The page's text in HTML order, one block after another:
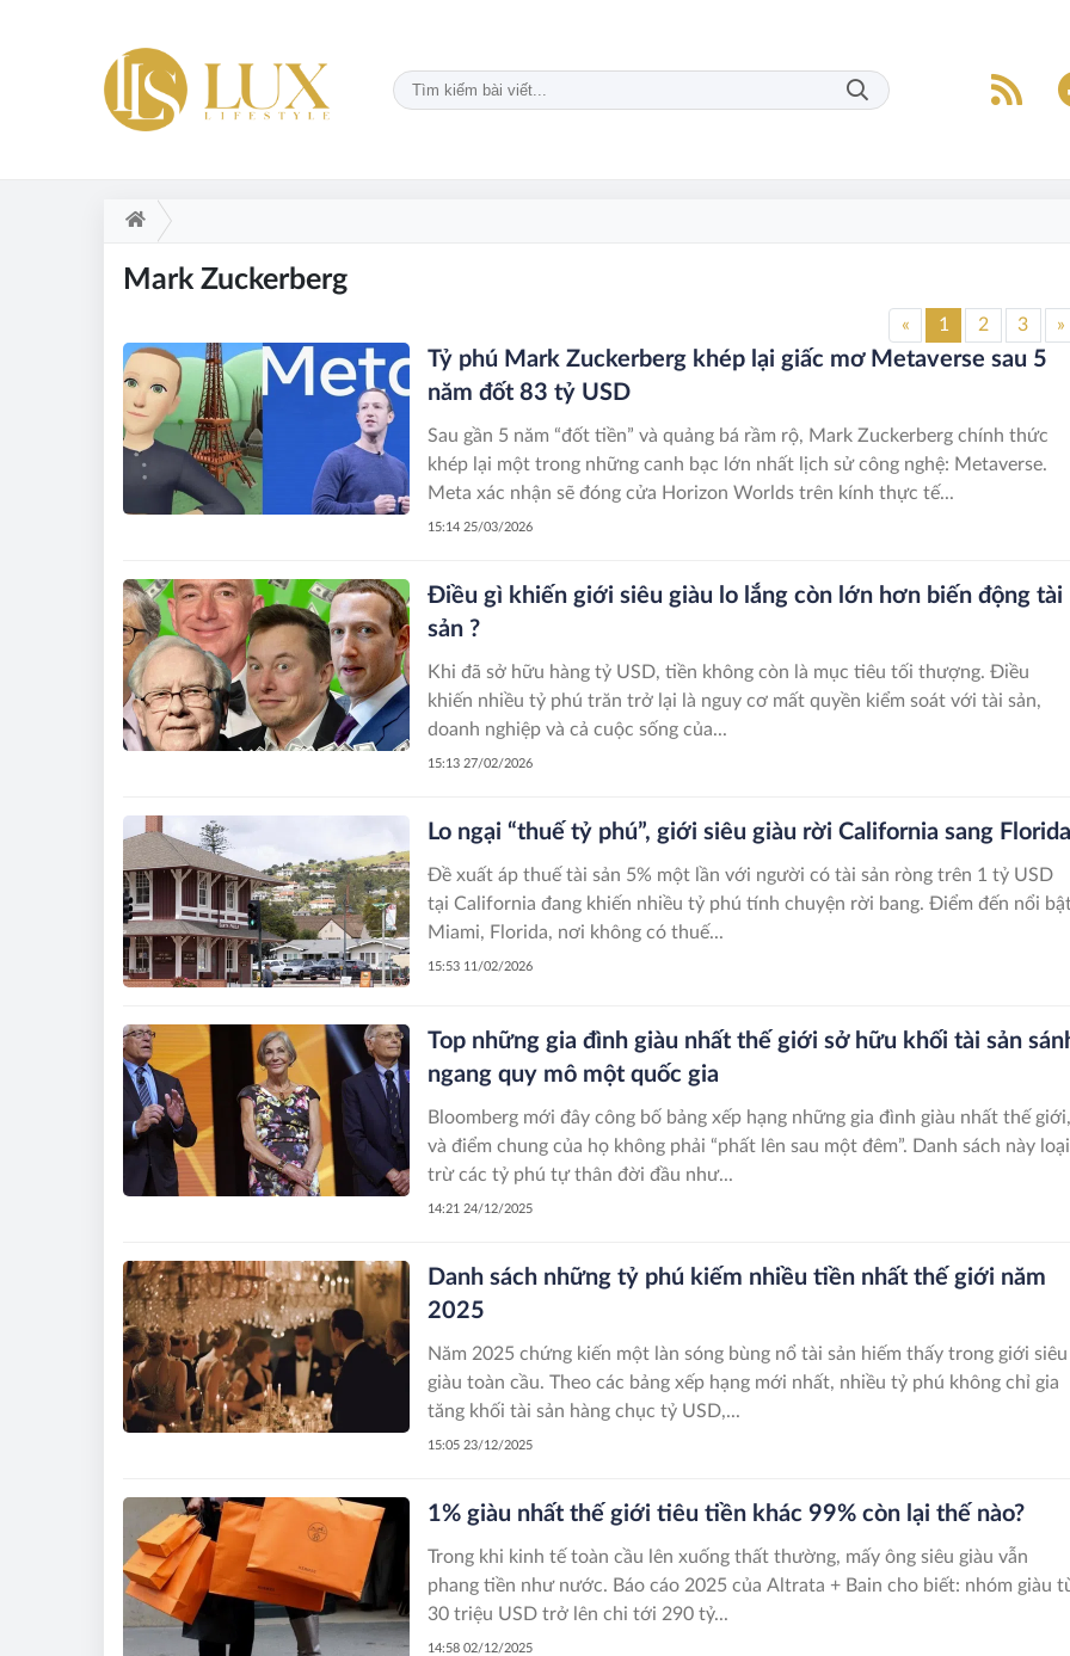
Mark Zuckerberg
« 1 2 3 »
Tỷ phú Mark Zuckerberg khép lại giấc mơ Metaverse sau 5
năm đốt 83 tỷ USD
Sau gần 5 năm “đốt tiền” và quảng bá rầm rộ, Mark Zuckerberg chính thức
khép lại một trong những canh bạc lớn nhất lịch sử công nghệ: Metaverse.
Meta xác nhận sẽ đóng cửa Horizon Worlds trên kính thực tế...
15:14 25/03/2026
Điều gì khiến giới siêu giàu lo lắng còn lớn hơn biến động tài
sản ?
Khi đã sở hữu hàng tỷ USD, tiền không còn là mục tiêu tối thượng. Điều
khiến nhiều tỷ phú trăn trở lại là nguy cơ mất quyền kiểm soát với tài sản,
doanh nghiệp và cả cuộc sống của...
15:13 27/02/2026
Lo ngại “thuế tỷ phú”, giới siêu giàu rời California sang Florida
Đề xuất áp thuế tài sản 5% một lần với người có tài sản ròng trên 1 tỷ USD
tại California đang khiến nhiều tỷ phú tính chuyện rời bang. Điểm đến nổi
Miami, Florida, nơi không có thuế...
15:53 11/02/2026
Top những gia đình giàu nhất thế giới sở hữu khối tài sản
ngang quy mô một quốc gia
Bloomberg mới đây công bố bảng xếp hạng những gia đình giàu nhất thế giới,
và điểm chung của họ không phải “phất lên sau một đêm”. Danh sách này loại
trừ các tỷ phú tự thân đời đầu như...
14:21 24/12/2025
Danh sách những tỷ phú kiếm nhiều tiền nhất thế giới năm
2025
Năm 2025 chứng kiến một làn sóng bùng nổ tài sản hiếm thấy trong giới siêu
giàu toàn cầu. Theo các bảng xếp hạng mới nhất, nhiều tỷ phú không chỉ gia
tăng khối tài sản hàng chục tỷ USD,...
15:05 23/12/2025
1% giàu nhất thế giới tiêu tiền khác 99% còn lại thế nào?
Trong khi kinh tế toàn cầu lên xuống thất thường, mấy ông siêu giàu vẫn
phang tiền như nước. Báo cáo 2025 của Altrata + Bain cho biết: nhóm giàu
30 triệu USD trở lên chi tới 290 tỷ...
14:58 02/12/2025